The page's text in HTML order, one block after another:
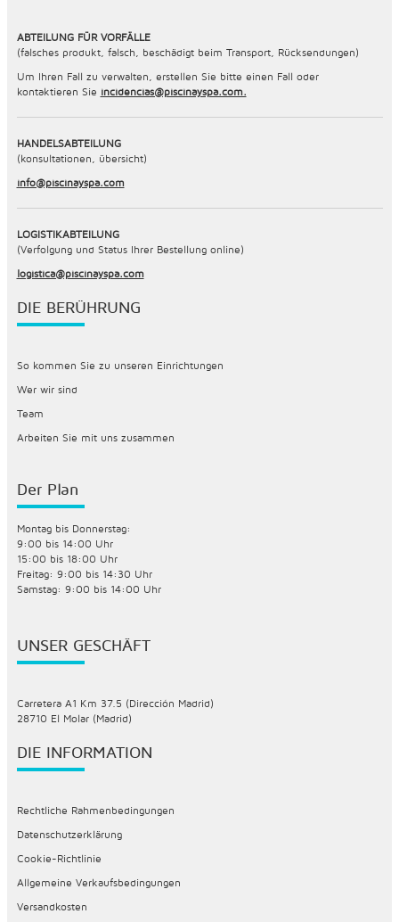
ABTEILUNG FÜR VORFÄLLE
(falsches produkt, falsch, beschädigt beim Transport, Rücksendungen)
Um Ihren Fall zu verwalten, erstellen Sie bitte einen Fall oder
kontaktieren Sie incidencias@piscinayspa.com.
HANDELSABTEILUNG
(konsultationen, übersicht)
info@piscinayspa.com
LOGISTIKABTEILUNG
(Verfolgung und Status Ihrer Bestellung online)
logistica@piscinayspa.com
DIE BERÜHRUNG
So kommen Sie zu unseren Einrichtungen
Wer wir sind
Team
Arbeiten Sie mit uns zusammen
Der Plan
Montag bis Donnerstag:
9:00 bis 14:00 Uhr
15:00 bis 18:00 Uhr
Freitag: 9:00 bis 14:30 Uhr
Samstag: 9:00 bis 14:00 Uhr
UNSER GESCHÄFT
Carretera A1 Km 37.5 (Dirección Madrid)
28710 El Molar (Madrid)
DIE INFORMATION
Rechtliche Rahmenbedingungen
Datenschutzerklärung
Cookie-Richtlinie
Allgemeine Verkaufsbedingungen
Versandkosten